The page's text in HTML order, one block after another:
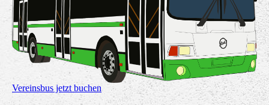
Vereinsbus jetzt buchen